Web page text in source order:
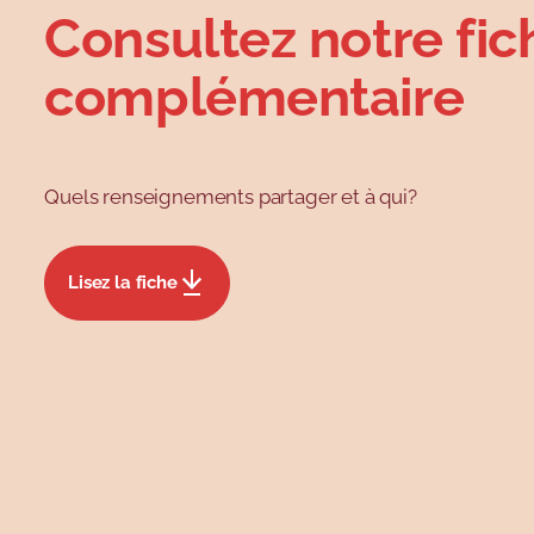
Consultez notre
complémentaire
Quels renseignements partager et à qui?
Lisez la fiche